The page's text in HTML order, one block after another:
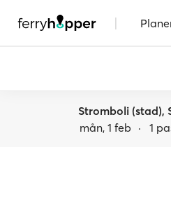
|
Stromboli (stad),
mån, 1 feb · 1